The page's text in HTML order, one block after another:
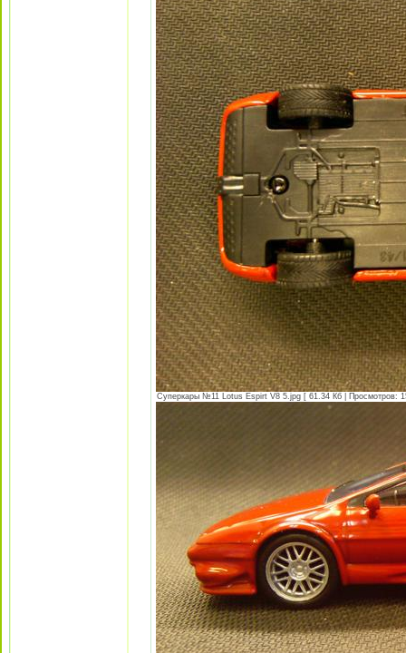
Суперкары №11 Lotus Espirt V8 5.jpg [ 61.34 Кб | Просмотров: